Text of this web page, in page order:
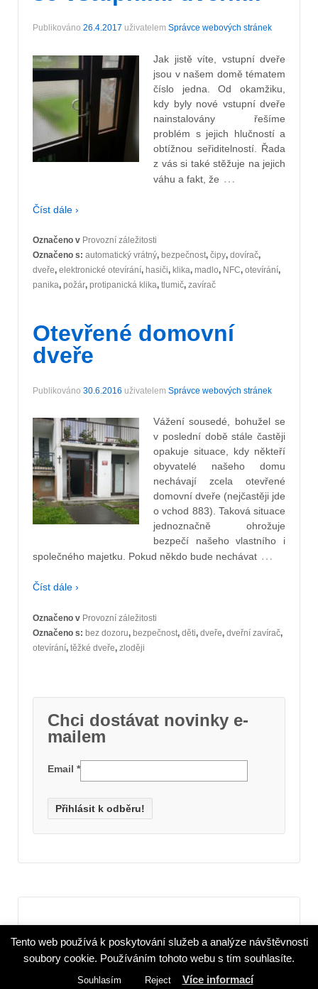
Publikováno 26.4.2017 uživatelem Správce webových stránek
Jak jistě víte, vstupní dveře
jsou v našem domě tématem
číslo jedna. Od okamžiku,
kdy byly nové vstupní dveře
nainstalovány řešíme
problém s jejich hlučností a
obtížnou seřiditelností. Řada
z vás si také stěžuje na jejich
váhu a fakt, že …
Číst dále ›
Označeno v Provozní záležitosti
Označeno s: automatický vrátný, bezpečnost, čipy, dovírač,
dveře, elektronické otevírání, hasiči, klika, madlo, NFC, otevírání,
panika, požár, protipanická klika, tlumič, zavírač
Otevřené domovní
dveře
Publikováno 30.6.2016 uživatelem Správce webových stránek
Vážení sousedé, bohužel se
v poslední době stále častěji
opakuje situace, kdy někteří
obyvatelé našeho domu
nechávají zcela otevřené
domovní dveře (nejčastěji jde
o vchod 883). Taková situace
jednoznačně ohrožuje
bezpečí našeho vlastního i
společného majetku. Pokud někdo bude nechávat …
Číst dále ›
Označeno v Provozní záležitosti
Označeno s: bez dozoru, bezpečnost, děti, dveře, dveřní zavírač,
otevírání, těžké dveře, zloději
Chci dostávat novinky e-
mailem
Email *
fotografií jen se souhlasem autora.
Tento web používá k poskytování služeb a analýze návštěvnosti
soubory cookie. Používáním tohoto webu s tím souhlasíte.
Souhlasím Reject Více informací